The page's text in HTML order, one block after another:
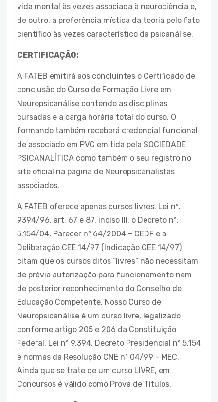
vida mental às vezes associada à neurociência e,
de outro, a preferência mística da teoria pelo fato
científico às vezes característico da psicanálise.
CERTIFICAÇÃO:
A FATEB emitirá aos concluintes o Certificado de
conclusão do Curso de Formação Livre em
Neuropsicanálise contendo as disciplinas
cursadas e a carga horária total do curso. O
formando também receberá credencial funcional
de associado em PVC emitida pela SOCIEDADE
PSICANALÍTICA como também o seu registro no
site oficial na página de Neuropsicanalistas
associados.
A FATEB oferece apenas cursos livres. Lei nº.
9394/96, art. 67 e 87, inciso III, o Decreto nº.
5.154/04, Parecer nº 64/2004 – CEDF e a
Deliberação CEE 14/97 (Indicação CEE 14/97)
citam que os cursos ditos “livres” não necessitam
de prévia autorização para funcionamento nem
de posterior reconhecimento do Conselho de
Educação Competente. Nosso Curso de
Neuropsicanálise é um curso livre, legalizado
conforme artigo 205 e 206 da Constituição
Federal, Lei nº 9.394, Decreto Presidencial nº 5.154
e normas da Resolução CNE nº 04/99 – MEC.
Ainda que se trate de um curso LIVRE, em
Concursos é válido como Prova de Títulos.